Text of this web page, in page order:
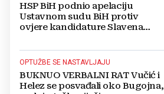
HSP BiH podnio apelaciju
Ustavnom sudu BiH protiv
ovjere kandidature Slavena
OPTUŽBE SE NASTAVLJAJU
BUKNUO VERBALNI RAT Vučić i
Helez se posvađali oko Bugojna,